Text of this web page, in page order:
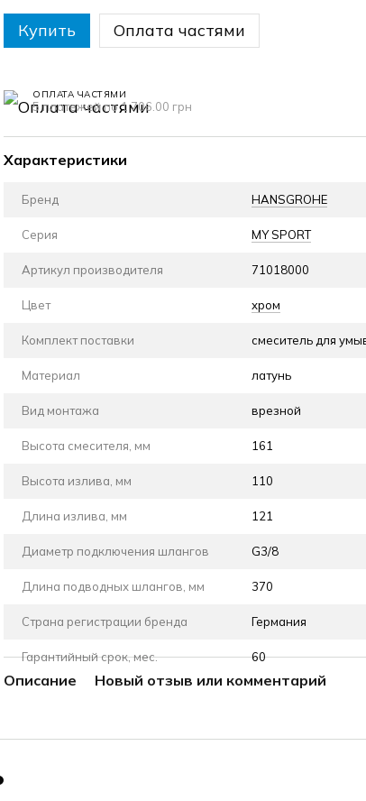
Купить Оплата частями
ОПЛАТА ЧАСТЯМИ
5 платежей по 1 706.00 грн
Характеристики
Бренд HANSGROHE
Серия MY SPORT
Артикул производителя 71018000
Цвет хром
Комплект поставки смеситель для
Материал латунь
Вид монтажа врезной
Высота смесителя, мм 161
Высота излива, мм 110
Длина излива, мм 121
Диаметр подключения шлангов G3/8
Длина подводных шлангов, мм 370
Страна регистрации бренда Германия
Гарантийный срок, мес. 60
Описание Новый отзыв или комментарий